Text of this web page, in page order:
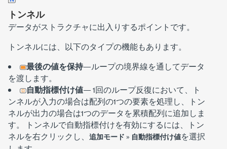
トンネル
データがストラクチャに出入りするポイントです。
トンネルには、以下のタイプの機能もあります。
最後の値を保持—ループの境界線を通してデータ
を渡します。
自動指標付け値—1回のループ反復において、ト
ンネルが入力の場合は配列の1つの要素を処理し、トン
ネルが出力の場合は1つのデータを累積配列に追加しま
す。 トンネルで自動指標付けを有効にするには、トン
ネルを右クリックし、 追加モード» 自動指標付け値を選択